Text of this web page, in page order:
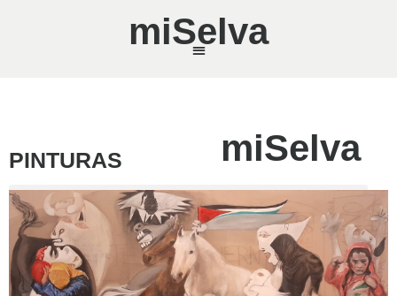
miSelva
miSelva
PINTURAS